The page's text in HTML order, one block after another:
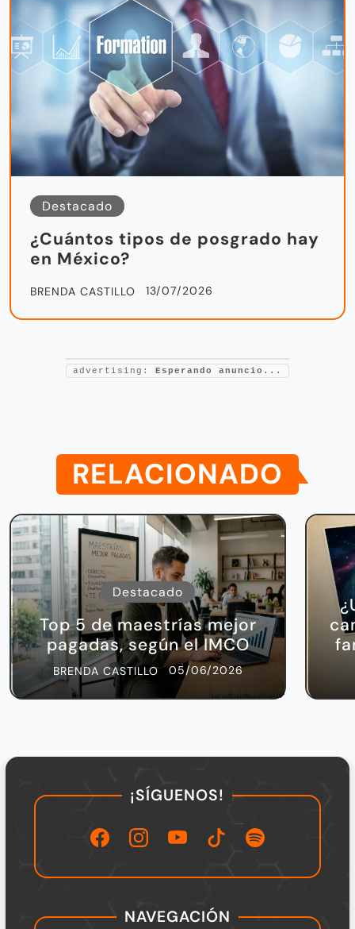
Destacado
¿Cuántos tipos de posgrado hay
en México?
BRENDA CASTILLO 13/07/2026
advertising: Esperando anuncio...
RELACIONADO
Destacado
Top 5 de maestrías mejor
pagadas, según el IMCO
BRENDA CASTILLO 05/06/2026
¡SÍGUENOS!
NAVEGACIÓN